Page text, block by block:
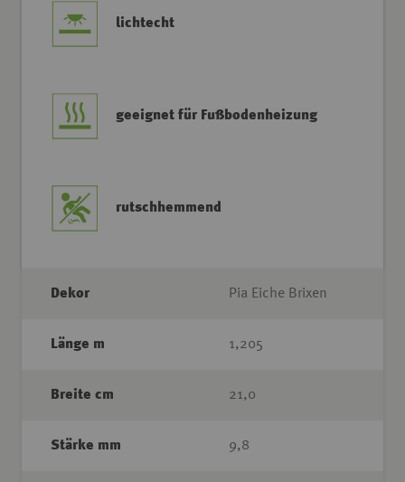
lichtecht
geeignet für Fußbodenheizung
rutschhemmend
Dekor Pia Eiche Brixen
Länge m 1,205
Breite cm 21,0
Stärke mm 9,8